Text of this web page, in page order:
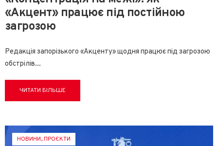
«Акцент» працює під постійною
загрозою
Редакція запорізького «Акценту» щодня працює під загрозою
обстрілів...
ЧИТАТИ БІЛЬШЕ
НОВИНИ,ПРОЄКТИ